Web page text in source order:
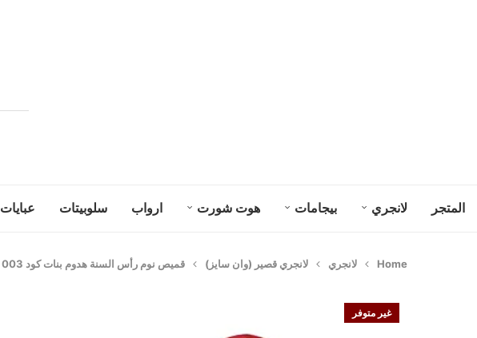
المتجر لانجري بيجامات هوت شورت ارواب سلوبيتات عبايات
Home لانجري لانجري قصير (وان سايز) قميص نوم رأس السنة هدوم بنات كود 003
غير متوفر